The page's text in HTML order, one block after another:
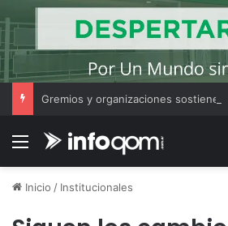
Menú
Inicio / Institucionales